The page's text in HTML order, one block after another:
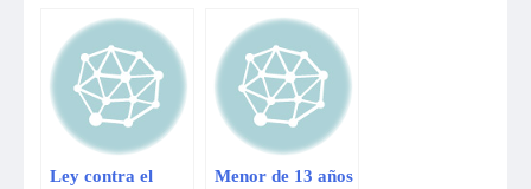
tras ser quemado
con gasolina
Ley contra el
Menor de 13 años